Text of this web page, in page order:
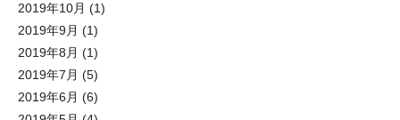
2019年10月 (1)
2019年9月 (1)
2019年8月 (1)
2019年7月 (5)
2019年6月 (6)